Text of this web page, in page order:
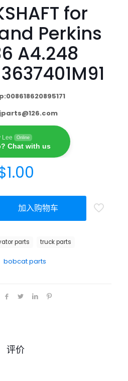
for
Perkins
A4.248
Lee Online
Chat with us
1.00
加入购物车
bobcat parts
parts truck parts
评价